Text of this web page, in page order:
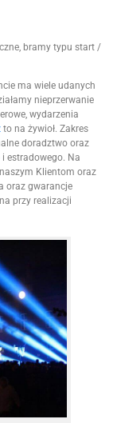
bramy typu start /
ma wiele udanych
nieprzerwanie
wydarzenia
to na żywioł. Zakres
doradztwo oraz
i estradowego. Na
Klientom oraz
oraz gwarancje
przy realizacji